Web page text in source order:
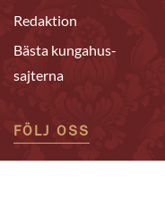
Redaktion
Bästa kungahus-
sajterna
FÖLJ OSS